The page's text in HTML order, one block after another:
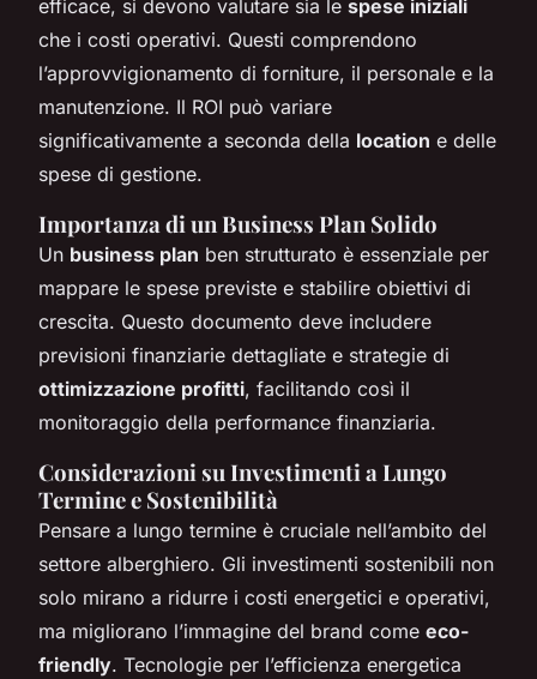
efficace, si devono valutare sia le spese iniziali
che i costi operativi. Questi comprendono
l’approvvigionamento di forniture, il personale e la
manutenzione. Il ROI può variare
significativamente a seconda della location e delle
spese di gestione.
Importanza di un Business Plan Solido
Un business plan ben strutturato è essenziale per
mappare le spese previste e stabilire obiettivi di
crescita. Questo documento deve includere
previsioni finanziarie dettagliate e strategie di
ottimizzazione profitti, facilitando così il
monitoraggio della performance finanziaria.
Considerazioni su Investimenti a Lungo
Termine e Sostenibilità
Pensare a lungo termine è cruciale nell’ambito del
settore alberghiero. Gli investimenti sostenibili non
solo mirano a ridurre i costi energetici e operativi,
ma migliorano l’immagine del brand come eco-
friendly. Tecnologie per l’efficienza energetica